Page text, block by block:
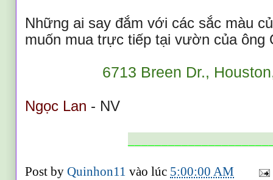
Những ai say đắm với các sắc màu
muốn mua trực tiếp tại vườn của
6713 Breen Dr.,
Ngọc Lan - NV
Post byQuinhon11vào lúc 5:00:00 AM